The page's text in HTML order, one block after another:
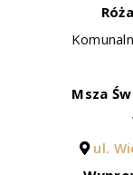
Msza
ul.